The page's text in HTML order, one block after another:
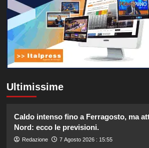
Ultimissime
Caldo intenso fino a Ferragosto, ma
Nord: ecco le previsioni.
Redazione 7 Agosto 2026 : 15:55